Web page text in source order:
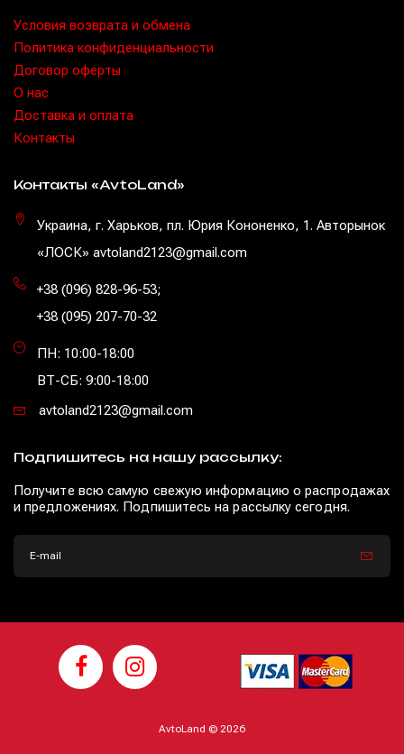
Условия возврата и обмена
Политика конфиденциальности
Договор оферты
O нас
Доставка и оплата
Контакты
Контакты «AvtoLand»
Украина, г. Харьков, пл. Юрия Кононенко, 1. Авторынок
«ЛОСК» avtoland2123@gmail.com
+38 (096) 828-96-53;
+38 (095) 207-70-32
ПН: 10:00-18:00
ВТ-СБ: 9:00-18:00
avtoland2123@gmail.com
Подпишитесь на нашу рассылку:
Получите всю самую свежую информацию о распродажах
и предложениях. Подпишитесь на рассылку сегодня.
AvtoLand © 2026